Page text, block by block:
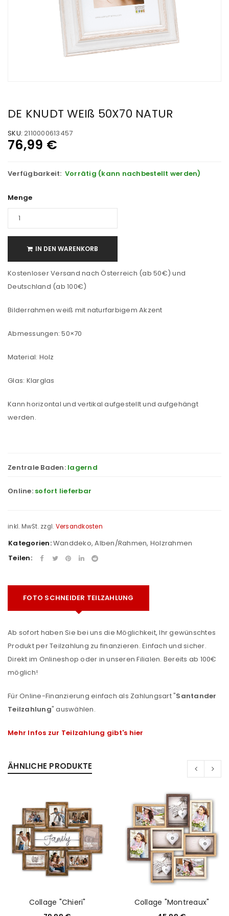
DE KNUDT WEIß 50X70 NATUR
SKU: 2110000613457
76,99 €
Verfügbarkeit: Vorrätig (kann nachbestellt werden)
Menge
IN DEN WARENKORB
Kostenloser Versand nach Österreich (ab 50€) und
Deutschland (ab 100€)
Bilderrahmen weiß mit naturfarbigem Akzent
Abmessungen: 50×70
Material: Holz
Glas: Klarglas
Kann horizontal und vertikal aufgestellt und aufgehängt
werden.
Zentrale Baden: lagernd
Online: sofort lieferbar
inkl. MwSt. zzgl. Versandkosten
Kategorien:Wanddeko,Alben/Rahmen, Holzrahmen
Teilen:
FOTO SCHNEIDER TEILZAHLUNG
Ab sofort haben Sie bei uns die Möglichkeit, Ihr gewünschtes
Produkt per Teilzahlung zu finanzieren. Einfach und sicher.
Direkt im Onlineshop oder in unseren Filialen. Bereits ab 100€
möglich!
Für Online-Finanzierung einfach als Zahlungsart "Santander
Teilzahlung" auswählen.
Mehr Infos zur Teilzahlung gibt's hier
ÄHNLICHE PRODUKTE
Collage "Chieri" Collage "Montreaux"